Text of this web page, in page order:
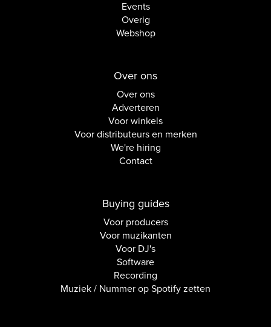
Events
Overig
Webshop
Over ons
Over ons
Adverteren
Voor winkels
Voor distributeurs en merken
We're hiring
Contact
Buying guides
Voor producers
Voor muzikanten
Voor DJ's
Software
Recording
Muziek / Nummer op Spotify zetten